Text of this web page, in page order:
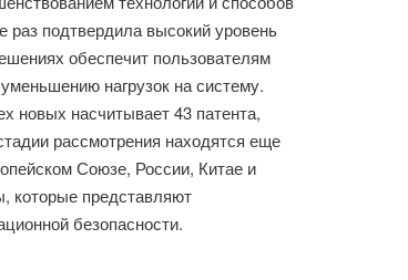
подтвердила высокий уровень
обеспечит пользователям
нагрузок на систему.
новых насчитывает 43 патента,
рассмотрения находятся еще
Союзе, России, Китае и
которые представляют
безопасности.